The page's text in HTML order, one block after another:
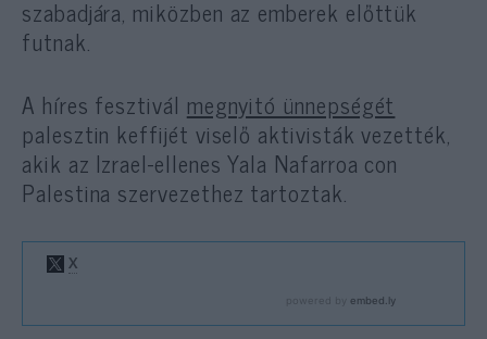
szabadjára, miközben az emberek előttük
futnak.
A híres fesztivál megnyitó ünnepségét
palesztin keffijét viselő aktivisták vezették,
akik az Izrael-ellenes Yala Nafarroa con
Palestina szervezethez tartoztak.